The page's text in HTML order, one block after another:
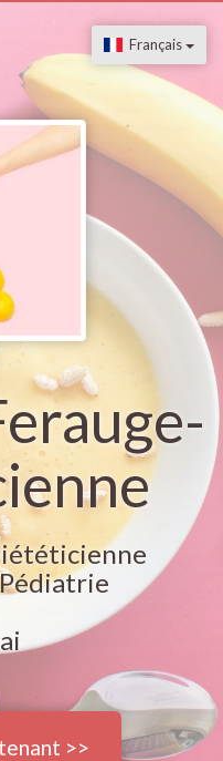
Français
>>